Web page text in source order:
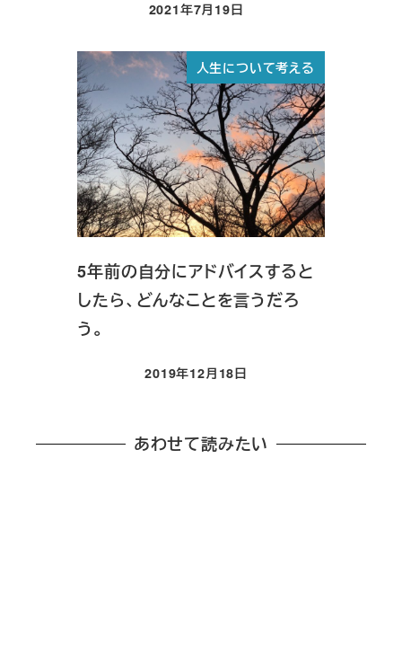
投稿日
2021年7月19日
人生について考える
5年前の自分にアドバイスすると
したら、どんなことを言うだろ
う。
投稿日
2019年12月18日
あわせて読みたい